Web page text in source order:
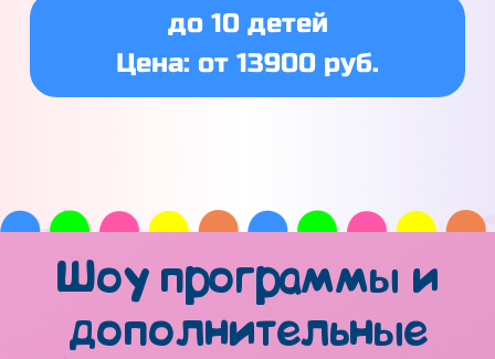
до 10 детей
Цена: от 13900 руб.
Шоу программы и
дополнительные